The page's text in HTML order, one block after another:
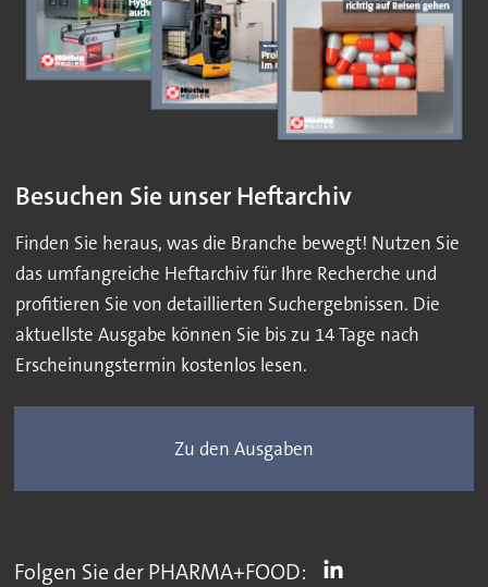
Besuchen Sie unser Heftarchiv
Finden Sie heraus, was die Branche bewegt! Nutzen Sie
das umfangreiche Heftarchiv für Ihre Recherche und
profitieren Sie von detaillierten Suchergebnissen. Die
aktuellste Ausgabe können Sie bis zu 14 Tage nach
Erscheinungstermin kostenlos lesen.
Zu den Ausgaben
Folgen Sie der PHARMA+FOOD: